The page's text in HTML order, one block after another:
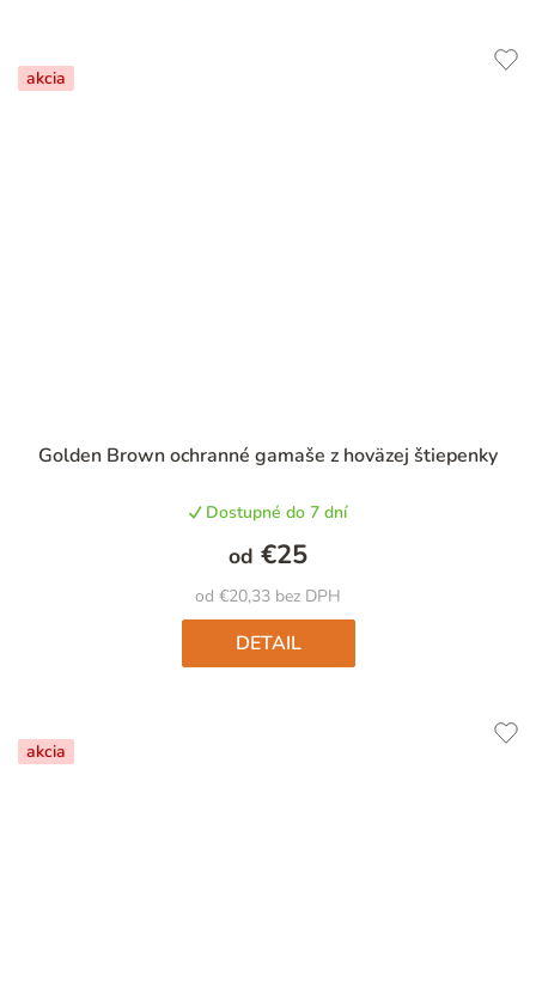
akcia
Golden Brown ochranné gamaše z hoväzej štiepenky
Dostupné do 7 dní
od €20,33 bez DPH
od €25
DETAIL
akcia